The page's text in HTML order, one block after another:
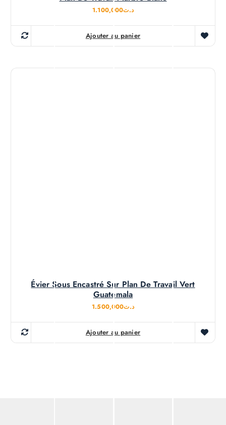
د.ت1.100,000
Ajouter au panier
Évier Sous Encastré Sur Plan De Travail Vert
Guatemala
د.ت1.500,000
Ajouter au panier